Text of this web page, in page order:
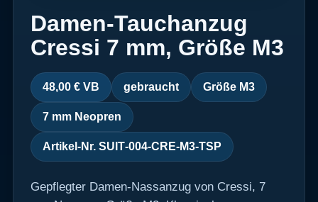
Damen‑Tauchanzug
Cressi 7 mm, Größe M3
48,00 € VB gebraucht Größe M3
7 mm Neopren
Artikel‑Nr. SUIT‑004‑CRE‑M3‑TSP
Gepflegter Damen‑Nassanzug von Cressi, 7